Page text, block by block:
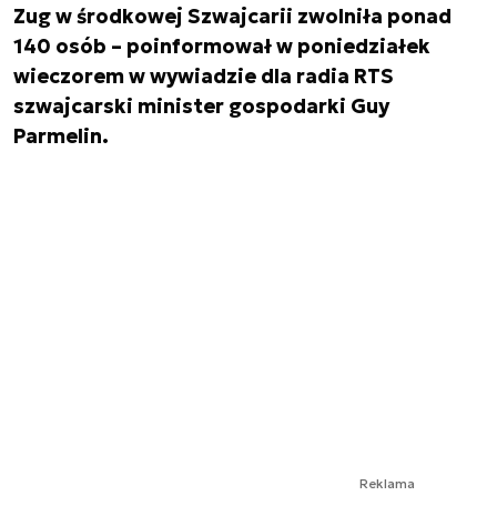
Zug w środkowej Szwajcarii zwolniła ponad
140 osób – poinformował w poniedziałek
wieczorem w wywiadzie dla radia RTS
szwajcarski minister gospodarki Guy
Parmelin.
Reklama